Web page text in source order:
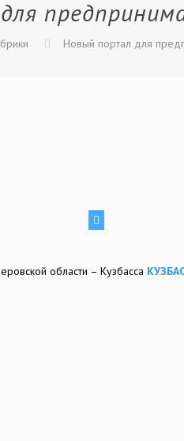
Новый портал для
области – Кузбасса